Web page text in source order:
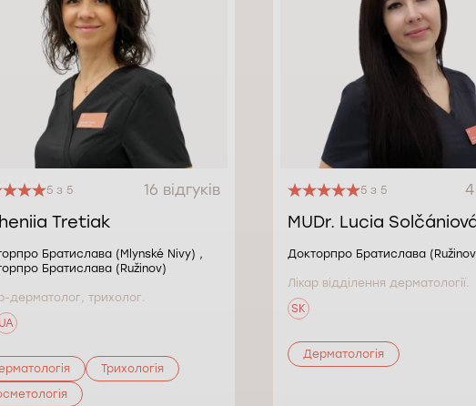
5 з 5 16 відгуків
Tretiak
Братислава (Mlynské Nivy) ,
Братислава (Ružinov)
дерматолог, трихолог.
UA
Трихологія
5 з 5 4
MUDr. Lucia
Докторпро Братислава
Лікар відділення дерматології.
SK
Дерматологія